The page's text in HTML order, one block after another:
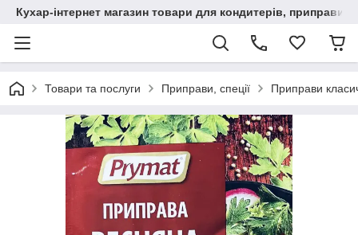
Кухар-інтернет магазин товари для кондитерів, приправи,
Товари та послуги Приправи, спеції Приправи